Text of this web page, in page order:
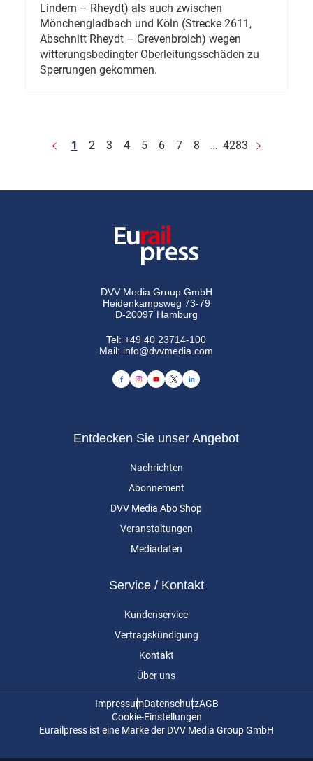
Lindern – Rheydt) als auch zwischen
Mönchengladbach und Köln (Strecke 2611,
Abschnitt Rheydt – Grevenbroich) wegen
witterungsbedingter Oberleitungsschäden zu
Sperrungen gekommen.
1 2 3 4 5 6 7 8 … 4283
DVV Media Group GmbH
Heidenkampsweg 73-79
D-20097 Hamburg
Tel:+49 40 23714-100
Mail: info@dvvmedia.com
Entdecken Sie unser Angebot
Nachrichten
Abonnement
DVV Media Abo Shop
Veranstaltungen
Mediadaten
Service / Kontakt
Kundenservice
Vertragskündigung
Kontakt
Über uns
ImpressumDatenschutzAGB
Cookie-Einstellungen
Eurailpress ist eine Marke der DVV Media Group GmbH